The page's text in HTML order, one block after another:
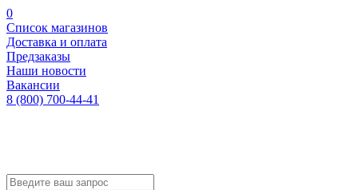
0
Список магазинов
Доставка и оплата
Предзаказы
Наши новости
Вакансии
8 (800) 700-44-41